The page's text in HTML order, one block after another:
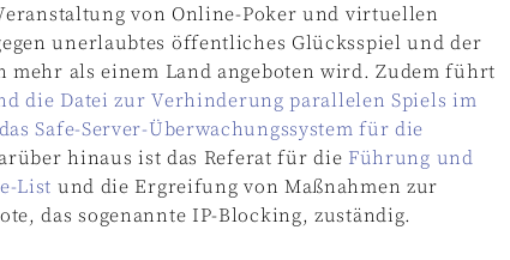
von Online-Poker und virtuellen
unerlaubtes öffentliches Glücksspiel und der
als einem Land angeboten wird. Zudem führt
die Datei zur Verhinderung parallelen Spiels im
Safe-Server-Überwachungssystem für die
hinaus ist das Referat für die Führung und
List und die Ergreifung von Maßnahmen zur
das sogenannte IP-Blocking, zuständig.